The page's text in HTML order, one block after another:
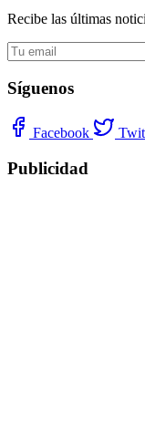
Recibe las últimas
Síguenos
Facebook
Publicidad